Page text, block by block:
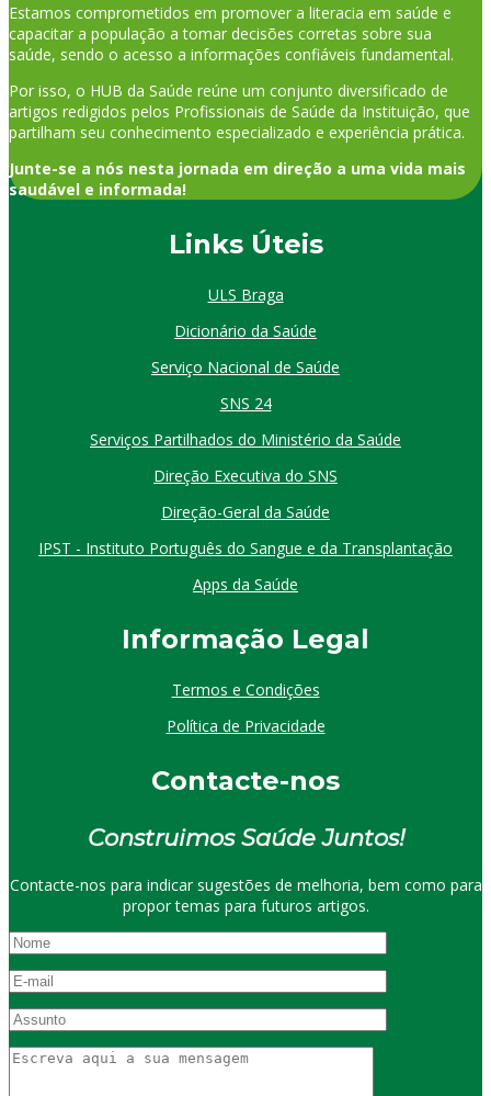
Estamos comprometidos em promover a literacia em saúde e
capacitar a população a tomar decisões corretas sobre sua
saúde, sendo o acesso a informações confiáveis fundamental.
Por isso, o HUB da Saúde reúne um conjunto diversificado de
artigos redigidos pelos Profissionais de Saúde da Instituição, que
partilham seu conhecimento especializado e experiência prática.
Junte-se a nós nesta jornada em direção a uma vida mais
saudável e informada!
Links Úteis
ULS Braga
Dicionário da Saúde
Serviço Nacional de Saúde
SNS 24
Serviços Partilhados do Ministério da Saúde
Direção Executiva do SNS
Direção-Geral da Saúde
IPST - Instituto Português do Sangue e da Transplantação
Apps da Saúde
Informação Legal
Termos e Condições
Política de Privacidade
Contacte-nos
Construimos Saúde Juntos!
Contacte-nos para indicar sugestões de melhoria, bem como para
propor temas para futuros artigos.